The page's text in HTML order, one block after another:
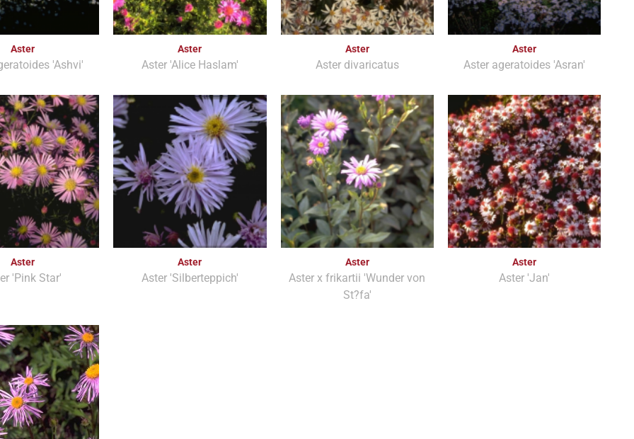
Aster
'Ashvi'
Aster
Aster 'Alice Haslam'
Aster
Aster divaricatus
Aster
Aster ageratoides 'Asran'
Aster
'Pink Star'
Aster
Aster 'Silberteppich'
Aster
Aster x frikartii 'Wunder von
St?fa'
Aster
Aster 'Jan'